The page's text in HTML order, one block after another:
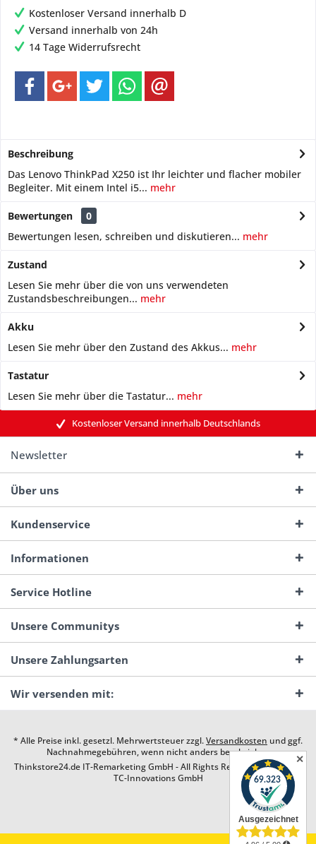
Kostenloser Versand innerhalb D
Versand innerhalb von 24h
14 Tage Widerrufsrecht
Beschreibung
Das Lenovo ThinkPad X250 ist Ihr leichter und flacher mobiler
Begleiter. Mit einem Intel i5... mehr
Bewertungen
0
Bewertungen lesen, schreiben und diskutieren... mehr
Zustand
Lesen Sie mehr über die von uns verwendeten
Zustandsbeschreibungen... mehr
Akku
Lesen Sie mehr über den Zustand des Akkus... mehr
Tastatur
Lesen Sie mehr über die Tastatur... mehr
Kostenloser Versand innerhalb Deutschlands
Newsletter
Über uns
Kundenservice
Informationen
Service Hotline
Unsere Communitys
Unsere Zahlungsarten
Wir versenden mit:
* Alle Preise inkl. gesetzl. Mehrwertsteuer zzgl.Versandkosten und ggf.
Nachnahmegebühren, wenn nicht anders beschrieben
Thinkstore24.de IT-Remarketing GmbH - All Rights Reserved. Design by
TC-Innovations GmbH
✕